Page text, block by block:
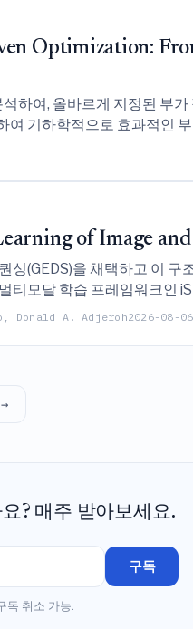
Optimization:
하여, 올바르게 지정된 부
기하학적으로 효과적인
of Image
(GEDS)을 채택하고 이
티모달 학습 프레임워크인
Donald A. Adjeroh2026-08-06
? 매주 받아보세요.
구독
독 취소 가능.